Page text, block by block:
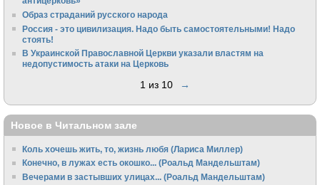
Образ страданий русского народа
Россия - это цивилизация. Надо быть самостоятельными! Надо
стоять!
В Украинской Православной Церкви указали властям на
недопустимость атаки на Церковь
1 из 10 →
Новое в Читальном зале
Коль хочешь жить, то, жизнь любя (Лариса Миллер)
Конечно, в лужах есть окошко... (Роальд Мандельштам)
Вечерами в застывших улицах... (Роальд Мандельштам)